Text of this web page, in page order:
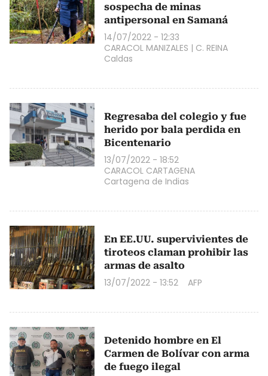
sospecha de minas
antipersonal en Samaná
14/07/2022 - 12:33
CARACOL MANIZALES | C. REINA
Caldas
Regresaba del colegio y fue
herido por bala perdida en
Bicentenario
13/07/2022 - 18:52
CARACOL CARTAGENA
Cartagena de Indias
En EE.UU. supervivientes de
tiroteos claman prohibir las
armas de asalto
13/07/2022 - 13:52 AFP
Detenido hombre en El
Carmen de Bolívar con arma
de fuego ilegal